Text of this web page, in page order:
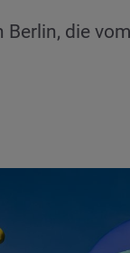
Berlin, die